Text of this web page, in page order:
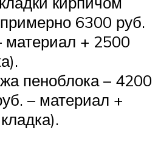
6300 руб.
материал + 2500
пеноблока – 4200
– материал +